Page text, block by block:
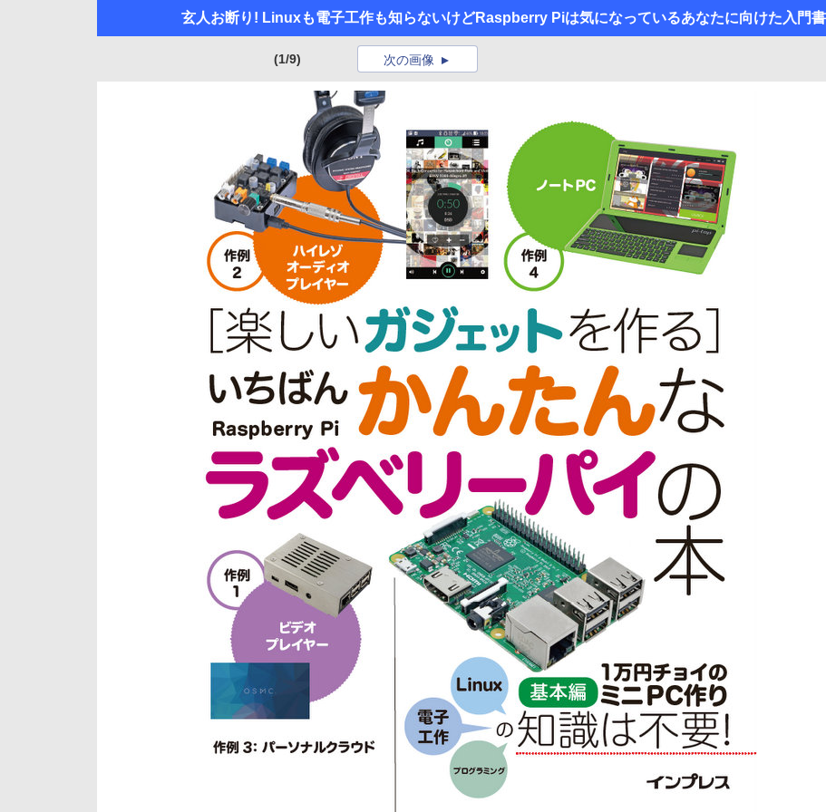
玄人お断り! Linuxも電子工作も知らないけどRaspberry Piは気になっているあなたに向けた入門
(1/9) 次の画像